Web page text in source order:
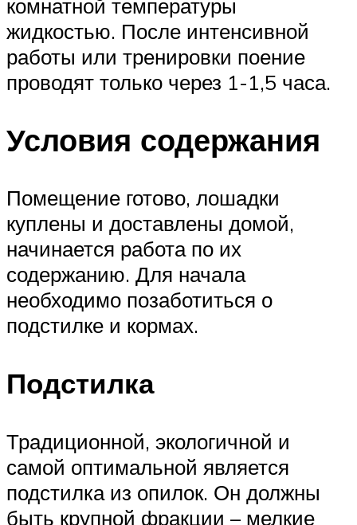
комнатной температуры
жидкостью. После интенсивной
работы или тренировки поение
проводят только через 1-1,5 часа.
Условия содержания
Помещение готово, лошадки
куплены и доставлены домой,
начинается работа по их
содержанию. Для начала
необходимо позаботиться о
подстилке и кормах.
Подстилка
Традиционной, экологичной и
самой оптимальной является
подстилка из опилок. Он должны
быть крупной фракции – мелкие